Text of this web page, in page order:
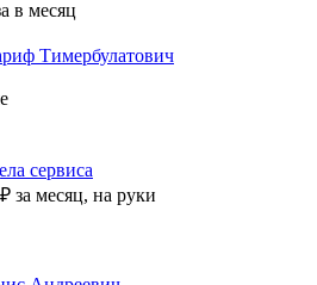
в месяц
Тимербулатович
сервиса
₽ за месяц, на руки